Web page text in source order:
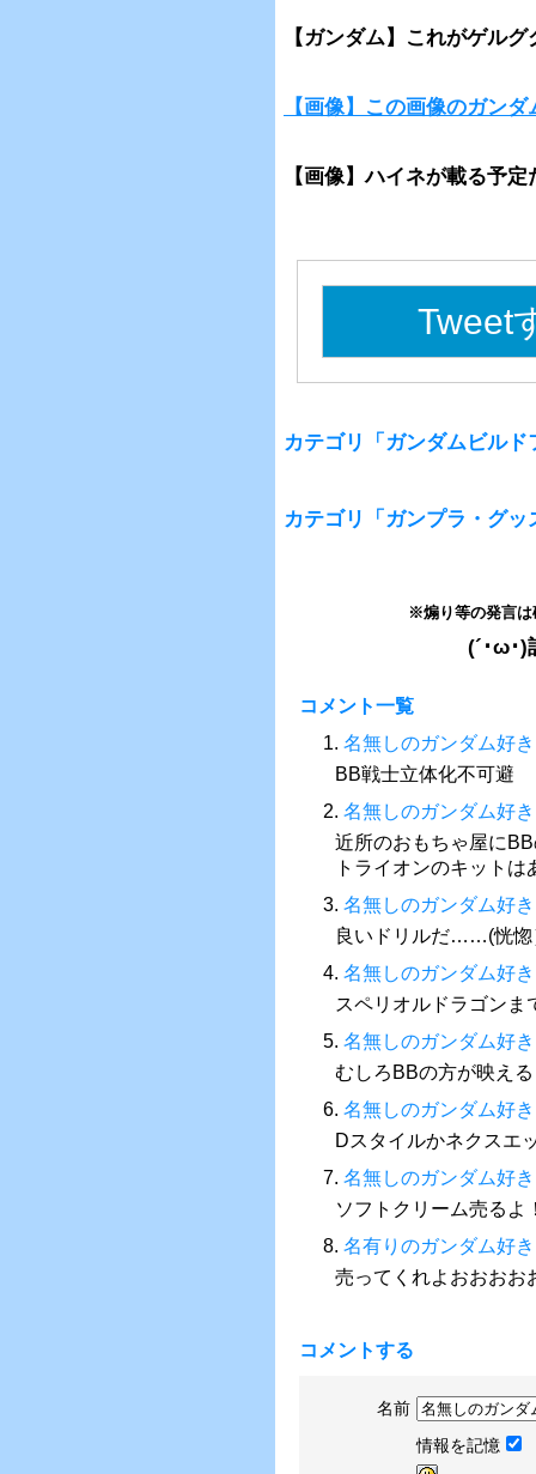
【ガンダム】これがゲル
【画像】この画像のガン
【画像】ハイネが載る予
Tweet
カテゴリ「ガンダムビル
カテゴリ「ガンプラ・グ
※煽り等の発言は
(´･ω･)
コメント一覧
1. 名無しのガンダム好き
BB戦士立体化不可避
2. 名無しのガンダム好き
近所のおもちゃ屋に
トライオンのキット
3. 名無しのガンダム好き
良いドリルだ……(恍惚
4. 名無しのガンダム好き
スペリオルドラゴンま
5. 名無しのガンダム好き
むしろBBの方が映える
6. 名無しのガンダム好き
Dスタイルかネクスエ
7. 名無しのガンダム好き
ソフトクリーム売るよ
8. 名有りのガンダム好き
売ってくれよおおおお
コメントする
名前
情報を記憶